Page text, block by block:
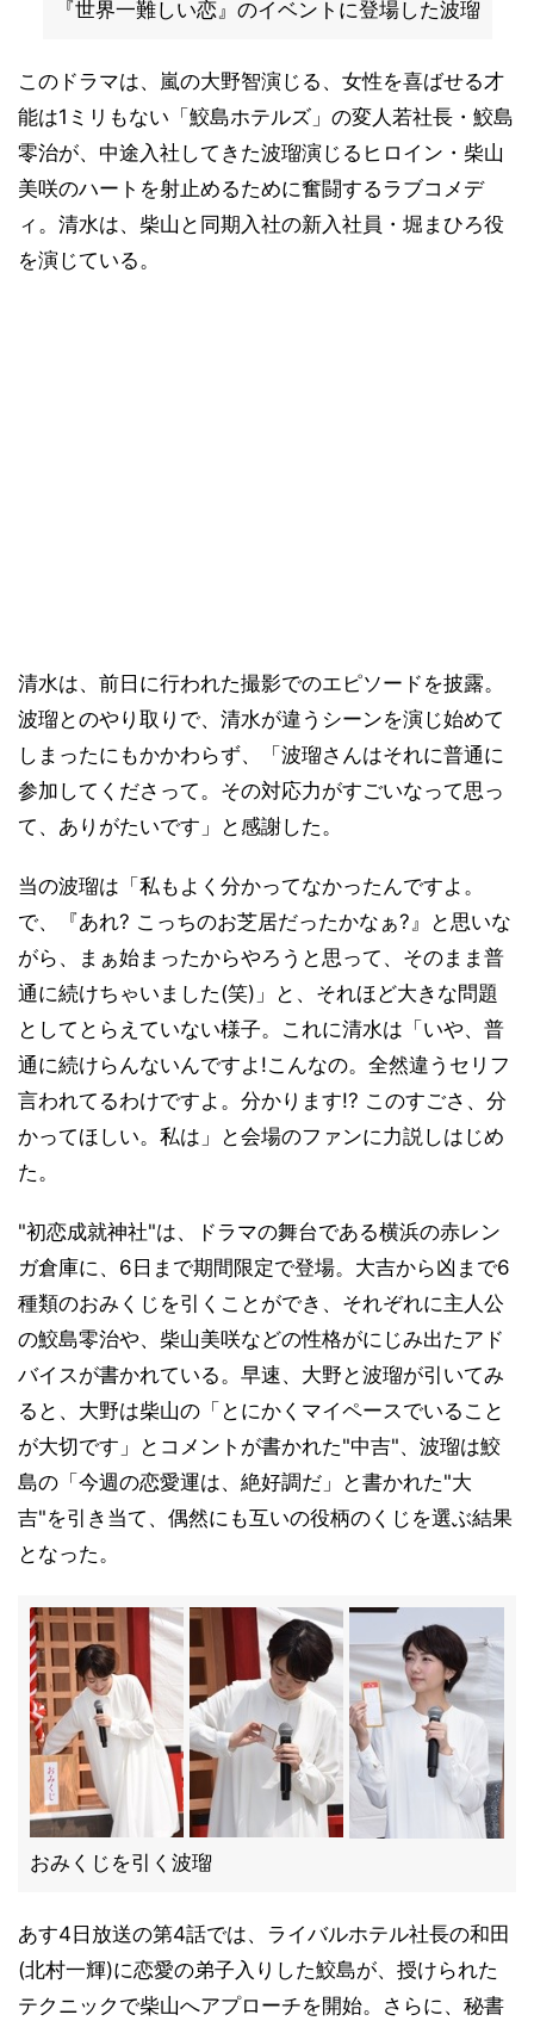
『世界一難しい恋』のイベントに登場した波瑠
このドラマは、嵐の大野智演じる、女性を喜ばせる才
能は1ミリもない「鮫島ホテルズ」の変人若社長・鮫島
零治が、中途入社してきた波瑠演じるヒロイン・柴山
美咲のハートを射止めるために奮闘するラブコメデ
ィ。清水は、柴山と同期入社の新入社員・堀まひろ役
を演じている。
清水は、前日に行われた撮影でのエピソードを披露。
波瑠とのやり取りで、清水が違うシーンを演じ始めて
しまったにもかかわらず、「波瑠さんはそれに普通に
参加してくださって。その対応力がすごいなって思っ
て、ありがたいです」と感謝した。
当の波瑠は「私もよく分かってなかったんですよ。
で、『あれ? こっちのお芝居だったかなぁ?』と思いな
がら、まぁ始まったからやろうと思って、そのまま普
通に続けちゃいました(笑)」と、それほど大きな問題
としてとらえていない様子。これに清水は「いや、普
通に続けらんないんですよ!こんなの。全然違うセリフ
言われてるわけですよ。分かります!? このすごさ、分
かってほしい。私は」と会場のファンに力説しはじめ
た。
"初恋成就神社"は、ドラマの舞台である横浜の赤レン
ガ倉庫に、6日まで期間限定で登場。大吉から凶まで6
種類のおみくじを引くことができ、それぞれに主人公
の鮫島零治や、柴山美咲などの性格がにじみ出たアド
バイスが書かれている。早速、大野と波瑠が引いてみ
ると、大野は柴山の「とにかくマイペースでいること
が大切です」とコメントが書かれた"中吉"、波瑠は鮫
島の「今週の恋愛運は、絶好調だ」と書かれた"大
吉"を引き当て、偶然にも互いの役柄のくじを選ぶ結果
となった。
おみくじを引く波瑠
あす4日放送の第4話では、ライバルホテル社長の和田
(北村一輝)に恋愛の弟子入りした鮫島が、授けられた
テクニックで柴山へアプローチを開始。さらに、秘書